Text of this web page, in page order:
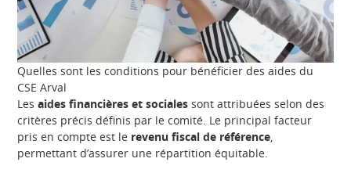
Quelles sont les conditions pour bénéficier des aides du
CSE Arval
Lesaides financières et sociales sont attribuées selon des
critères précis définis par le comité. Le principal facteur
pris en compte est le revenu fiscal de référence,
permettant d’assurer une répartition équitable.